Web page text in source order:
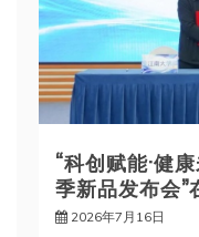
“科创赋能·健
季新品发布会”
2026年7月16日